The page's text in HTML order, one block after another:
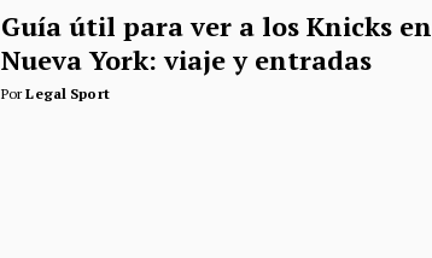
Guía útil para ver a los Knicks en
Nueva York: viaje y entradas
PorLegal Sport